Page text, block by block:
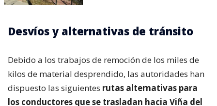
Desvíos y alternativas de tránsito
Debido a los trabajos de remoción de los miles de
kilos de material desprendido, las autoridades han
dispuesto las siguientes rutas alternativas para
los conductores que se trasladan hacia Viña del